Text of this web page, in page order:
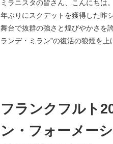
ミラニスタの皆さん、こんにちは
年ぶりにスクデットを獲得した昨
舞台で抜群の強さと煌びやかさを
ランデ・ミラン”の復活の狼煙を
フランクフルト
ン・フォーメー